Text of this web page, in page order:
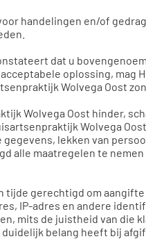
handelingen en/of
dat u
oplossing, mag
Wolvega Oost
Wolvega Oost hinder,
Wolvega
lekken van
alle maatregelen te
tijde gerechtigd om
IP-adres en andere
mits de juistheid van die
belang heeft bij